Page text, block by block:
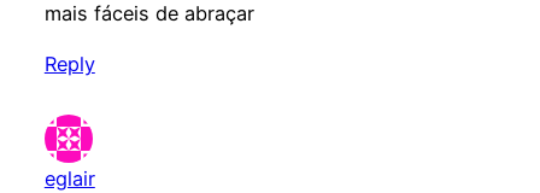
mais fáceis de abraçar
Reply
eglair